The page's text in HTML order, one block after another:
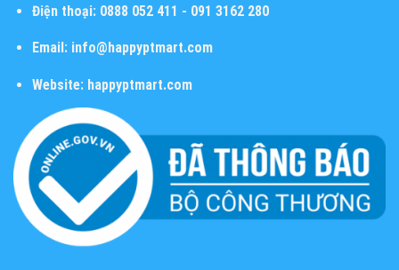
Điện thoại:0888 052 411 - 091 3162 280
Email:info@happyptmart.com
Website: happyptmart.com